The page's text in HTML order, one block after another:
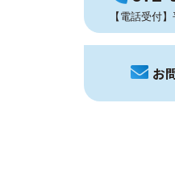
【電話受付
お